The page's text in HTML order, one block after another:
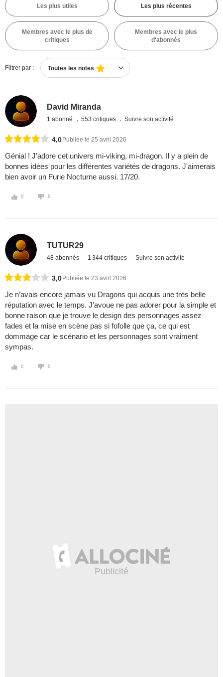
Les plus utiles Les plus récentes
Membres avec le plus de
critiques
Membres avec le plus
d'abonnés
Filtrer par : Toutes les notes
David Miranda
1 abonné 553 critiques Suivre son activité
4,0 Publiée le 25 avril 2026
Génial ! J'adore cet univers mi-viking, mi-dragon. Il y a plein de
bonnes idées pour les différentes variétés de dragons. J'aimerais
bien avoir un Furie Nocturne aussi. 17/20.
0 0
TUTUR29
48 abonnés 1 344 critiques Suivre son activité
3,0 Publiée le 23 avril 2026
Je n’avais encore jamais vu Dragons qui acquis une très belle
réputation avec le temps. J’avoue ne pas adorer pour la simple et
bonne raison que je trouve le design des personnages assez
fades et la mise en scène pas si fofolle que ça, ce qui est
dommage car le scénario et les personnages sont vraiment
sympas.
0 0